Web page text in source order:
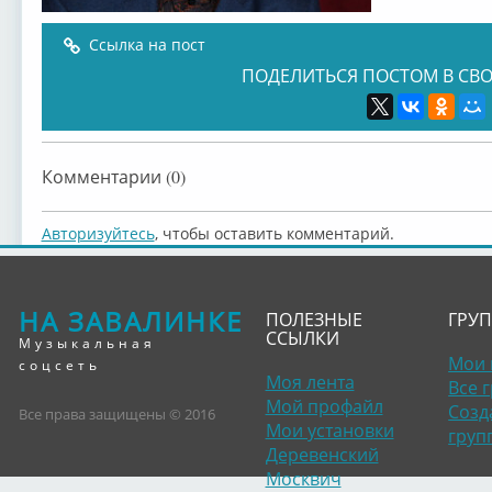
Ссылка на пост
ПОДЕЛИТЬСЯ ПОСТОМ В
Комментарии (0)
Авторизуйтесь, чтобы оставить комментарий.
НА ЗАВАЛИНКЕ
Музыкальная
соцсеть
Все права защищены © 2016
ПОЛЕЗНЫЕ
ССЫЛКИ
Моя лента
Мой профайл
Мои установки
Деревенский
Москвич
Мои
Все